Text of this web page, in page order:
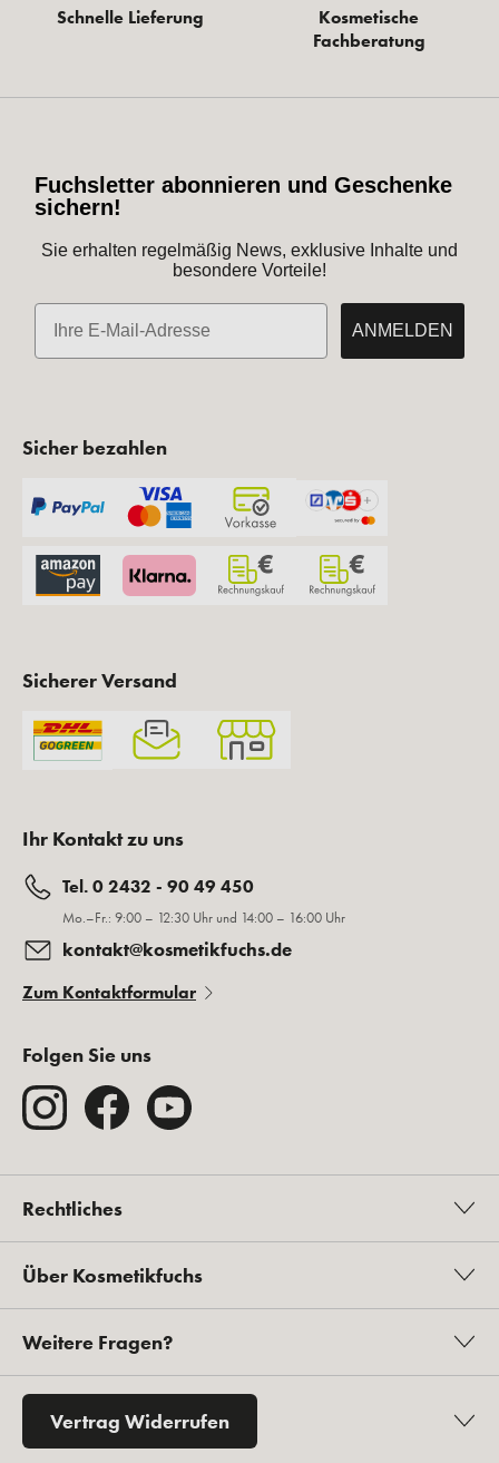
Schnelle Lieferung
Kosmetische
Fachberatung
Fuchsletter abonnieren und Geschenke
sichern!
Sie erhalten regelmäßig News, exklusive Inhalte und
besondere Vorteile!
E-Mail
ANMELDEN
Sicher bezahlen
Sicherer Versand
Ihr Kontakt zu uns
Tel. 0 2432 - 90 49 450
Mo.–Fr.: 9:00 – 12:30 Uhr und 14:00 – 16:00 Uhr
kontakt@kosmetikfuchs.de
Zum Kontaktformular
Folgen Sie uns
Rechtliches
Über Kosmetikfuchs
Weitere Fragen?
Vertrag Widerrufen